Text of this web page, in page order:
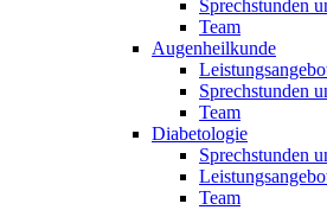
Sprechstunden
Team
Augenheilkunde
Sprechstunden
Team
Diabetologie
Sprechstunden
Team